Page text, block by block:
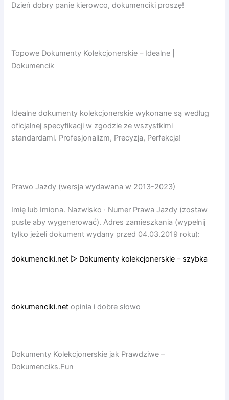
Dzień dobry panie kierowco, dokumenciki proszę!
Topowe Dokumenty Kolekcjonerskie – Idealne |
Dokumencik
Idealne dokumenty kolekcjonerskie wykonane są według
oficjalnej specyfikacji w zgodzie ze wszystkimi
standardami. Profesjonalizm, Precyzja, Perfekcja!
Prawo Jazdy (wersja wydawana w 2013-2023)
Imię lub Imiona. Nazwisko · Numer Prawa Jazdy (zostaw
puste aby wygenerować). Adres zamieszkania (wypełnij
tylko jeżeli dokument wydany przed 04.03.2019 roku):
dokumenciki.net ▷ Dokumenty kolekcjonerskie – szybka
dokumenciki.net opinia i dobre słowo
Dokumenty Kolekcjonerskie jak Prawdziwe –
Dokumenciks.Fun